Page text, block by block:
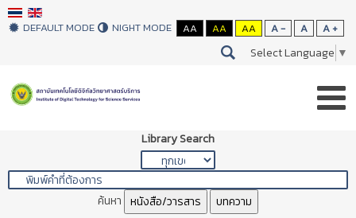
DEFAULT MODE NIGHT MODE AA AA AA A - A A +
Select Language ▼
Library Search
ค้นหา หนังสือ/วารสาร บทความ